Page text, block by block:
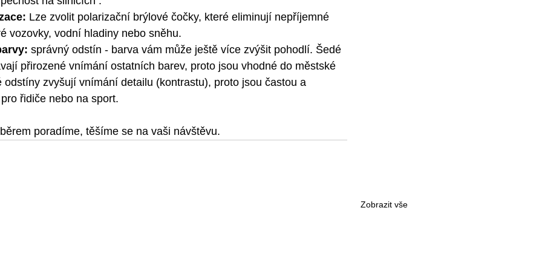
Lze zvolit polarizační brýlové čočky, které eliminují nepříjemné
vozovky, vodní hladiny nebo sněhu.
správný odstín - barva vám může ještě více zvýšit pohodlí. Šedé
přirozené vnímání ostatních barev, proto jsou vhodné do městské
odstíny zvyšují vnímání detailu (kontrastu), proto jsou častou a
řidiče nebo na sport.
poradíme, těšíme se na vaši návštěvu.
Zobrazit vše